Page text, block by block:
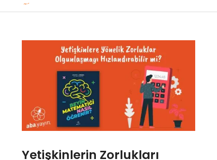
Yetişkinlerin Zorlukları